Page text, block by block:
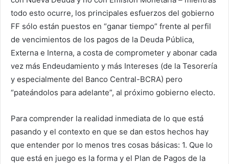
todo esto ocurre, los principales esfuerzos del gobierno
FF sólo están puestos en “ganar tiempo” frente al perfil
de vencimientos de los pagos de la Deuda Pública,
Externa e Interna, a costa de comprometer y abonar cada
vez más Endeudamiento y más Intereses (de la Tesorería
y especialmente del Banco Central-BCRA) pero
“pateándolos para adelante”, al próximo gobierno electo.
Para comprender la realidad inmediata de lo que está
pasando y el contexto en que se dan estos hechos hay
que entender por lo menos tres cosas básicas: 1. Que lo
que está en juego es la forma y el Plan de Pagos de la